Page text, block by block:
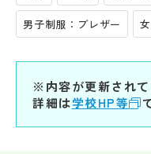
男子制服：ブレザー
※内容が更新されて
詳細は学校HP等